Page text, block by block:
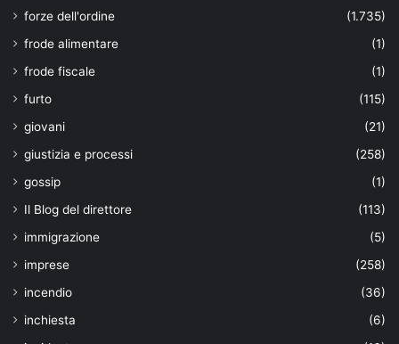
forze dell'ordine
(1.735)
frode alimentare
(1)
frode fiscale
(1)
furto
(115)
giovani
(21)
giustizia e processi
(258)
gossip
(1)
Il Blog del direttore
(113)
immigrazione
(5)
imprese
(258)
incendio
(36)
inchiesta
(6)